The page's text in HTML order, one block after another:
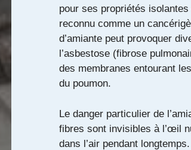
pour ses propriétés
reconnu comme un
d’amiante peut provoquer
l’asbestose (fibrose
des membranes entourant
du poumon.
Le danger particulier de
fibres sont invisibles à l’œil
dans l’air pendant